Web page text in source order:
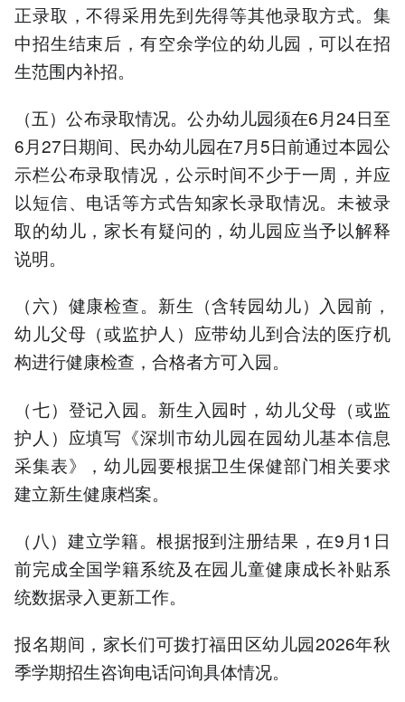
正录取，不得采用先到先得等其他录取方式。集
中招生结束后，有空余学位的幼儿园，可以在招
生范围内补招。
（五）公布录取情况。公办幼儿园须在6月24日至
6月27日期间、民办幼儿园在7月5日前通过本园公
示栏公布录取情况，公示时间不少于一周，并应
以短信、电话等方式告知家长录取情况。未被录
取的幼儿，家长有疑问的，幼儿园应当予以解释
说明。
（六）健康检查。新生（含转园幼儿）入园前，
幼儿父母（或监护人）应带幼儿到合法的医疗机
构进行健康检查，合格者方可入园。
（七）登记入园。新生入园时，幼儿父母（或监
护人）应填写《深圳市幼儿园在园幼儿基本信息
采集表》，幼儿园要根据卫生保健部门相关要求
建立新生健康档案。
（八）建立学籍。根据报到注册结果，在9月1日
前完成全国学籍系统及在园儿童健康成长补贴系
统数据录入更新工作。
报名期间，家长们可拨打福田区幼儿园2026年秋
季学期招生咨询电话问询具体情况。